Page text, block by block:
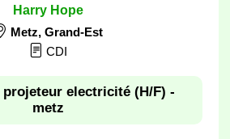
Harry Hope
Metz,Grand-Est
CDI
projeteur electricité (H/F) -
metz